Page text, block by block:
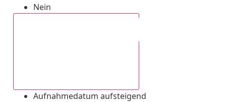
Nein
Aufnahmedatum aufsteigend